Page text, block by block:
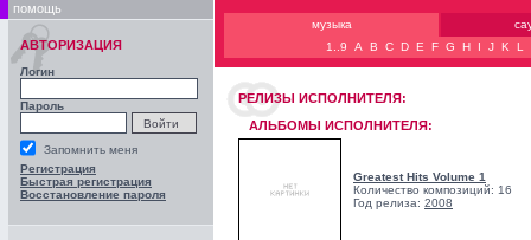
помощь
АВТОРИЗАЦИЯ
Логин
Пароль
Запомнить меня
Регистрация
Быстрая регистрация
Восстановление пароля
музыка
1..9
A B C D E F G H I J K L
РЕЛИЗЫ ИCПОЛНИТЕЛЯ:
АЛЬБОМЫ ИСПОЛНИТЕЛЯ:
Greatest Hits Volume 1
Количество композиций: 16
Год релиза: 2008